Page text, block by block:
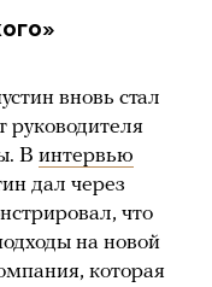
вновь стал
руководителя
В интервью
дал через
что
на новой
которая